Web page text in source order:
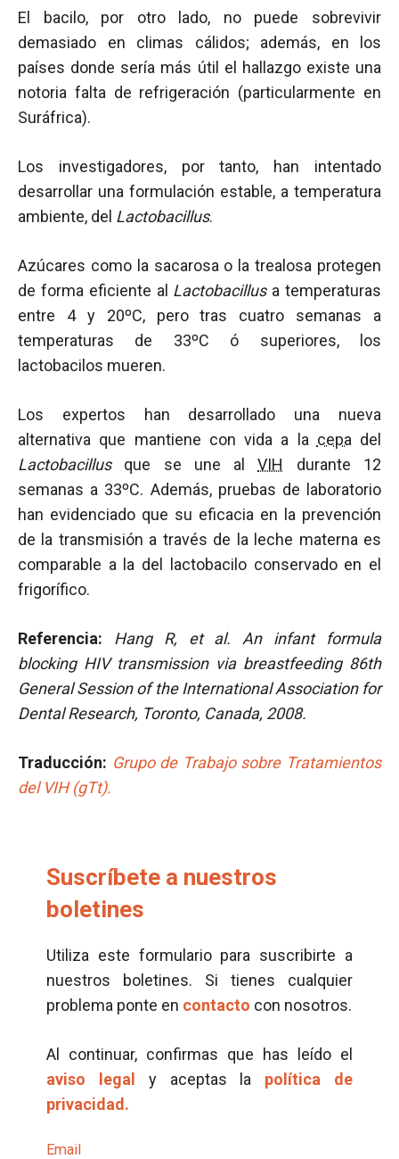
El bacilo, por otro lado, no puede sobrevivir
demasiado en climas cálidos; además, en los
países donde sería más útil el hallazgo existe una
notoria falta de refrigeración (particularmente en
Suráfrica).
Los investigadores, por tanto, han intentado
desarrollar una formulación estable, a temperatura
ambiente, del Lactobacillus.
Azúcares como la sacarosa o la trealosa protegen
de forma eficiente al Lactobacillusa temperaturas
entre 4 y 20ºC, pero tras cuatro semanas a
temperaturas de 33ºC ó superiores, los
lactobacilos mueren.
Los expertos han desarrollado una nueva
alternativa que mantiene con vida a la cepa del
Lactobacillusque se une alVIH
durante 12
semanas a 33ºC. Además, pruebas de laboratorio
han evidenciado que su eficacia en la prevención
de la transmisión a través de la leche materna es
comparable a la del lactobacilo conservado en el
frigorífico.
Referencia: Hang R, et al. An infant formula
blocking HIV transmission via breastfeeding 86th
General Session of the International Association for
Dental Research, Toronto, Canada, 2008.
Traducción: Grupo de Trabajo sobre Tratamientos
del VIH (gTt).
Suscríbete a nuestros
boletines
Utiliza este formulario para suscribirte a
nuestros boletines. Si tienes cualquier
problema ponte en contacto con nosotros.
Al continuar, confirmas que has leído el
aviso legal
y aceptas la política de
privacidad.
Email